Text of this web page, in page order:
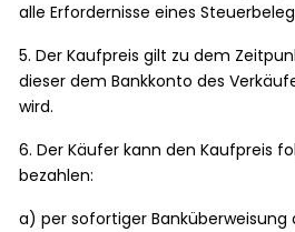
alle Erfordernisse eines
5. Der Kaufpreis gilt zu dem
dieser dem Bankkonto des
wird.
6. Der Käufer kann den Kaufpreis
bezahlen:
a) per sofortiger Banküberweisung